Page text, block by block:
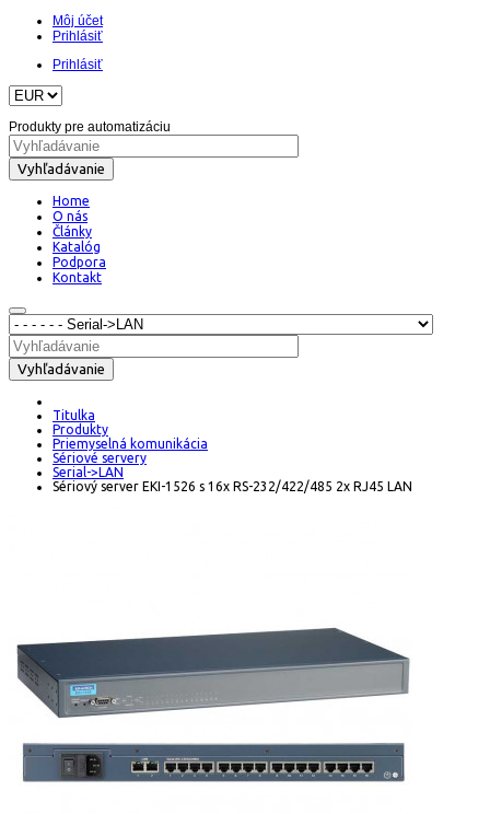
Môj účet
Prihlásiť
Prihlásiť
Produkty pre automatizáciu
Vyhľadávanie
Home
O nás
Články
Katalóg
Podpora
Kontakt
Vyhľadávanie
Titulka
Produkty
Priemyselná komunikácia
Sériové servery
Serial->LAN
Sériový server EKI-1526 s 16x RS-232/422/485 2x RJ45 LAN